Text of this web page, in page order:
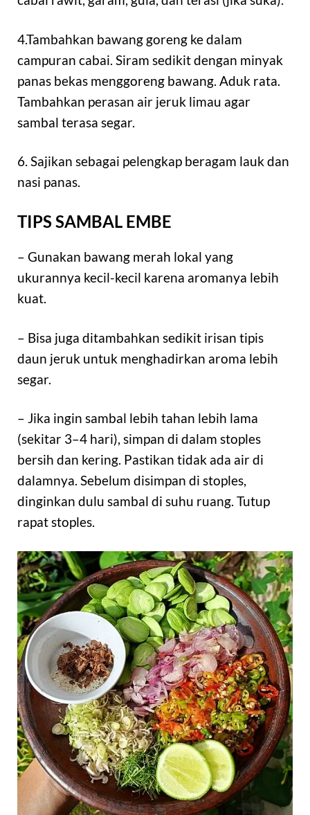
4.Tambahkan bawang goreng ke dalam
campuran cabai. Siram sedikit dengan minyak
panas bekas menggoreng bawang. Aduk rata.
Tambahkan perasan air jeruk limau agar
sambal terasa segar.
6. Sajikan sebagai pelengkap beragam lauk dan
nasi panas.
TIPS SAMBAL EMBE
– Gunakan bawang merah lokal yang
ukurannya kecil-kecil karena aromanya lebih
kuat.
– Bisa juga ditambahkan sedikit irisan tipis
daun jeruk untuk menghadirkan aroma lebih
segar.
– Jika ingin sambal lebih tahan lebih lama
(sekitar 3–4 hari), simpan di dalam stoples
bersih dan kering. Pastikan tidak ada air di
dalamnya. Sebelum disimpan di stoples,
dinginkan dulu sambal di suhu ruang. Tutup
rapat stoples.